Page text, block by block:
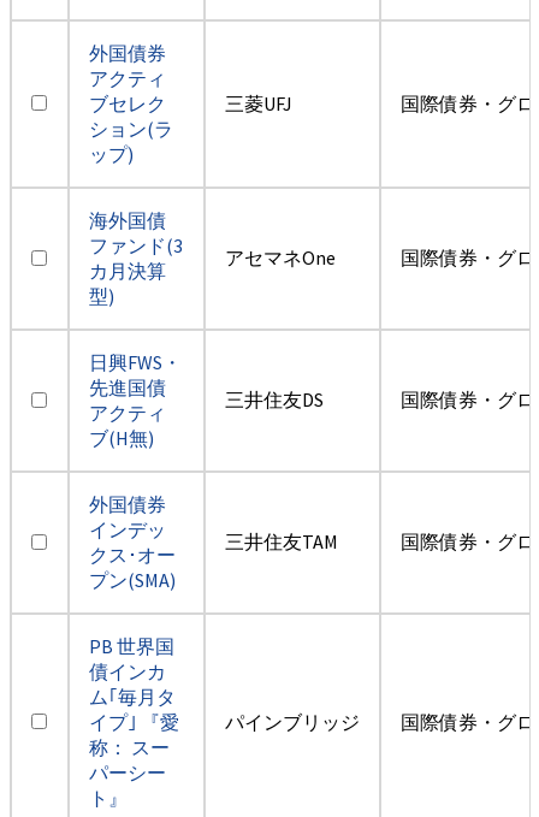
外国債券
アクティ
ブセレク
ション(ラ
ップ)
三菱UFJ 国際債券・グ
海外国債
ファンド(3
カ月決算
型)
アセマネOne 国際債券・グ
日興FWS・
先進国債
アクティ
ブ(H無)
三井住友DS 国際債券・グ
外国債券
インデッ
クス･オー
プン(SMA)
三井住友TAM 国際債券・グ
PB 世界国
債インカ
ム｢毎月タ
イプ｣ 『愛
称： スー
パーシー
ト』
パインブリッジ 国際債券・グ